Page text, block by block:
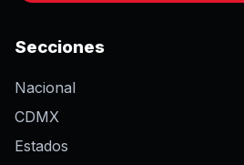
Secciones
Nacional
CDMX
Estados